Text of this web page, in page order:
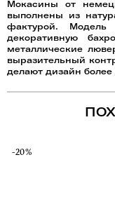
Мокасины от
выполнены из
фактурой. Модель
декоративную
металлические
выразительный
делают дизайн
-20%